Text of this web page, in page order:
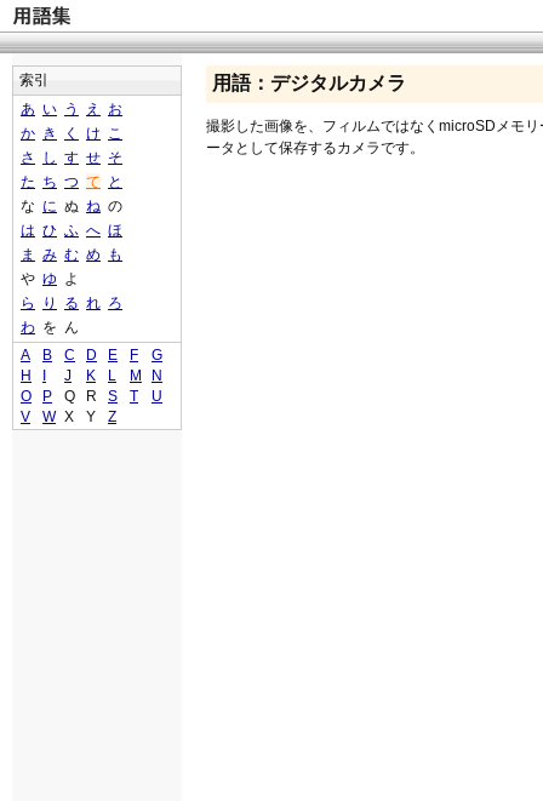
用語：デジタルカメラ
撮影した画像を、フィルムではなくmicroSDメモ
ータとして保存するカメラです。
索引
あ い う え
お
か き く け こ
さ
し す せ そ
た ち つ て
と
な に ぬ ね の
は ひ ふ へ ほ
ま
み む め
も
や ゆ よ
ら
り る れ ろ
わ を ん
A
B C D E F
G
H
J K L M
N
O
P Q R S T
U
V
W X Y Z